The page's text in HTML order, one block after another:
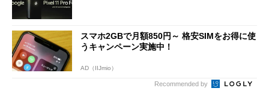
スマホ2GBで月額850円～ 格安SIMをお得に使
うキャンペーン実施中！
AD（IIJmio）
Recommended by